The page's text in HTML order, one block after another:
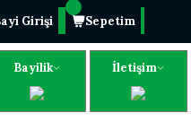
Girişi Sepetim
Bayilik İletişim